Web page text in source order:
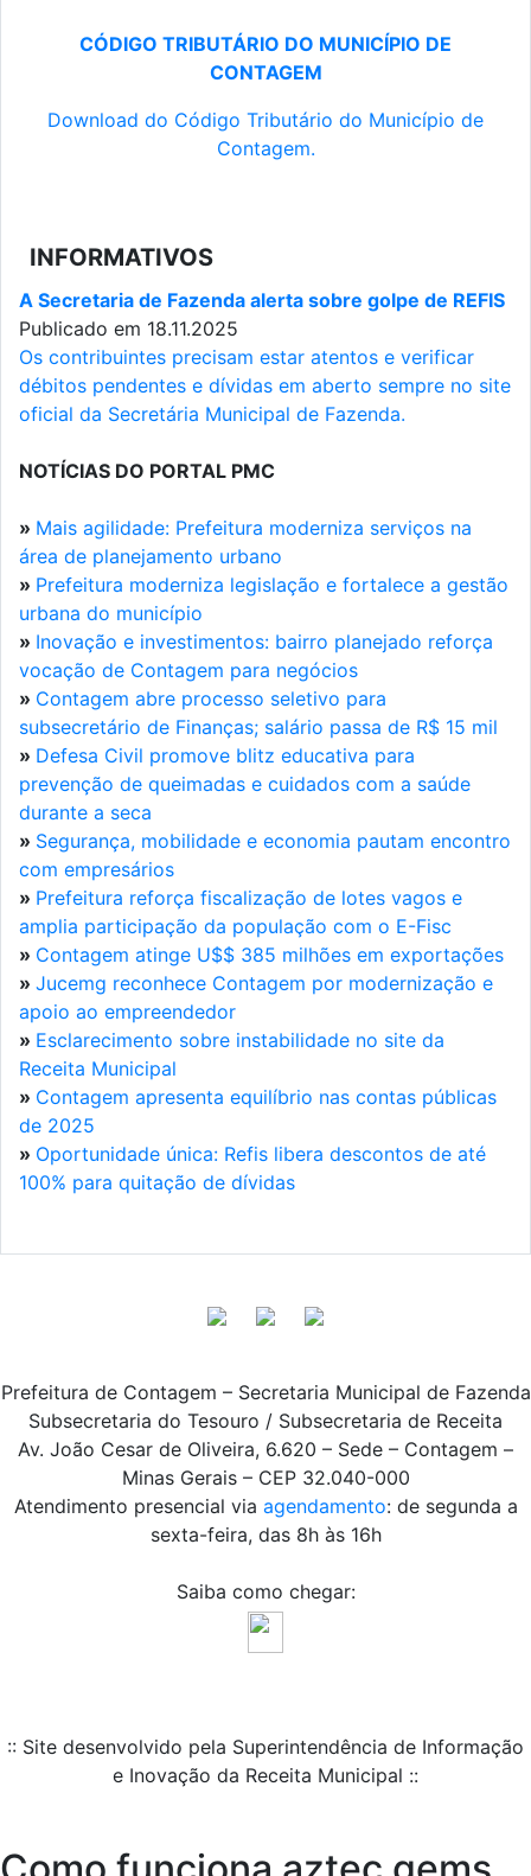
CÓDIGO TRIBUTÁRIO DO MUNICÍPIO DE
CONTAGEM
Download do Código Tributário do Município de
Contagem.
INFORMATIVOS
A Secretaria de Fazenda alerta sobre golpe de REFIS
Publicado em 18.11.2025
Os contribuintes precisam estar atentos e verificar
débitos pendentes e dívidas em aberto sempre no site
oficial da Secretária Municipal de Fazenda.
NOTÍCIAS DO PORTAL PMC
» Mais agilidade: Prefeitura moderniza serviços na
área de planejamento urbano
» Prefeitura moderniza legislação e fortalece a gestão
urbana do município
» Inovação e investimentos: bairro planejado reforça
vocação de Contagem para negócios
» Contagem abre processo seletivo para
subsecretário de Finanças; salário passa de R$ 15 mil
» Defesa Civil promove blitz educativa para
prevenção de queimadas e cuidados com a saúde
durante a seca
» Segurança, mobilidade e economia pautam encontro
com empresários
» Prefeitura reforça fiscalização de lotes vagos e
amplia participação da população com o E-Fisc
» Contagem atinge U$$ 385 milhões em exportações
» Jucemg reconhece Contagem por modernização e
apoio ao empreendedor
» Esclarecimento sobre instabilidade no site da
Receita Municipal
» Contagem apresenta equilíbrio nas contas públicas
de 2025
» Oportunidade única: Refis libera descontos de até
100% para quitação de dívidas
Prefeitura de Contagem – Secretaria Municipal de Fazenda
Subsecretaria do Tesouro / Subsecretaria de Receita
Av. João Cesar de Oliveira, 6.620 – Sede – Contagem –
Minas Gerais – CEP 32.040-000
Atendimento presencial via agendamento: de segunda a
sexta-feira, das 8h às 16h
Saiba como chegar:
:: Site desenvolvido pela Superintendência de Informação
e Inovação da Receita Municipal ::